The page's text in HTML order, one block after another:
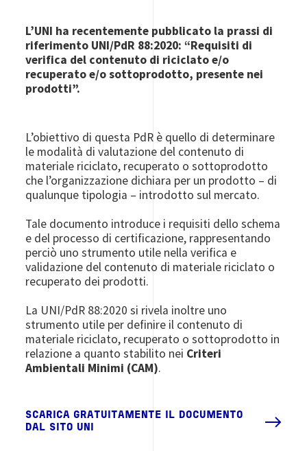
L’UNI ha recentemente pubblicato la prassi di
riferimento UNI/PdR 88:2020: “Requisiti di
verifica del contenuto di riciclato e/o
recuperato e/o sottoprodotto, presente nei
prodotti”.
L’obiettivo di questa PdR è quello di determinare
le modalità di valutazione del contenuto di
materiale riciclato, recuperato o sottoprodotto
che l’organizzazione dichiara per un prodotto – di
qualunque tipologia – introdotto sul mercato.
Tale documento introduce i requisiti dello schema
e del processo di certificazione, rappresentando
perciò uno strumento utile nella verifica e
validazione del contenuto di materiale riciclato o
recuperato dei prodotti.
La UNI/PdR 88:2020 si rivela inoltre uno
strumento utile per definire il contenuto di
materiale riciclato, recuperato o sottoprodotto in
relazione a quanto stabilito nei Criteri
Ambientali Minimi (CAM).
SCARICA GRATUITAMENTE IL DOCUMENTO
DAL SITO UNI